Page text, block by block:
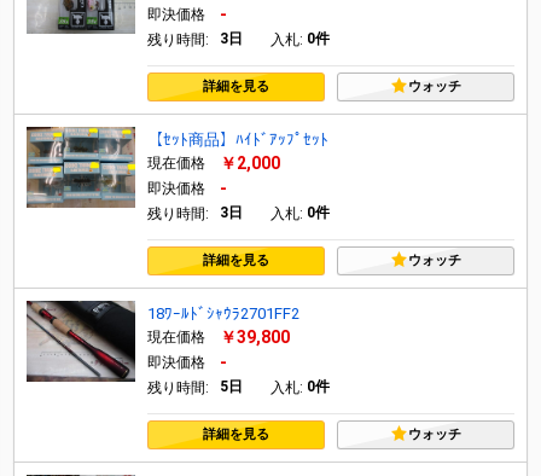
即決価格 -
残り時間: 3日 入札: 0件
詳細を見る ウォッチ
【ｾｯﾄ商品】ﾊｲﾄﾞｱｯﾌﾟｾｯﾄ
現在価格 ￥2,000
即決価格 -
残り時間: 3日 入札: 0件
詳細を見る ウォッチ
18ﾜｰﾙﾄﾞｼｬｳﾗ2701FF2
現在価格 ￥39,800
即決価格 -
残り時間: 5日 入札: 0件
詳細を見る ウォッチ